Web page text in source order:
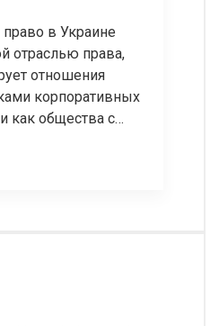
в Украине
отраслью права,
отношения
корпоративных
как общества с
частые вопросы,